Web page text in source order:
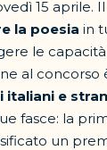
15 aprile.
la poesia in
le
al concorso
italiani e
fasce: la
un